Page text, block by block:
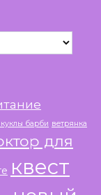
барби ветрянка
для
квест